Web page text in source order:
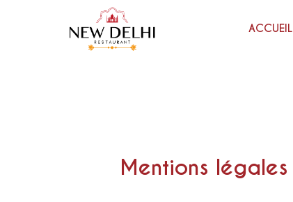
ACCUEIL
Mentions légales